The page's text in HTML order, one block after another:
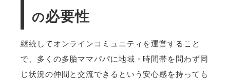
の必要性
継続してオンラインコミュニティを運営すること
で、多くの多胎ママパパに地域・時間帯を問わず同
じ状況の仲間と交流できるという安心感を持っても